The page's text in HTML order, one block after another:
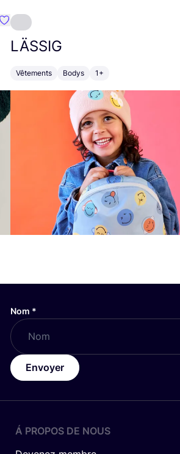
Préféré {nom}
LÄSSIG
Vêtements Bodys 1+
Nom *
Envoyer
Á PROPOS DE NOUS